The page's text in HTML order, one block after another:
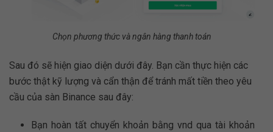
Chọn phương thức và ngân hàng thanh toán
Sau đó sẽ hiện giao diện dưới đây. Bạn cần thực hiện các
bước thật kỹ lượng và cẩn thận để tránh mất tiền theo yêu
cầu của sàn Binance sau đây:
Bạn hoàn tất chuyển khoản bằng vnd qua tài khoản